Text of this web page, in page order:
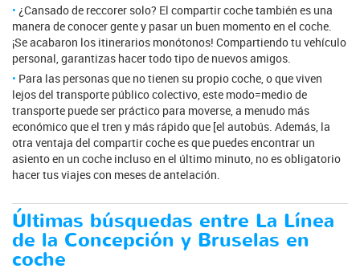
¿Cansado de reccorer solo? El compartir coche también es una
manera de conocer gente y pasar un buen momento en el coche.
¡Se acabaron los itinerarios monótonos! Compartiendo tu vehículo
personal, garantizas hacer todo tipo de nuevos amigos.
Para las personas que no tienen su propio coche, o que viven
lejos del transporte público colectivo, este modo=medio de
transporte puede ser práctico para moverse, a menudo más
económico que el tren y más rápido que [el autobús. Además, la
otra ventaja del compartir coche es que puedes encontrar un
asiento en un coche incluso en el último minuto, no es obligatorio
hacer tus viajes con meses de antelación.
Últimas búsquedas entre La Línea
de la Concepción y Bruselas en
coche